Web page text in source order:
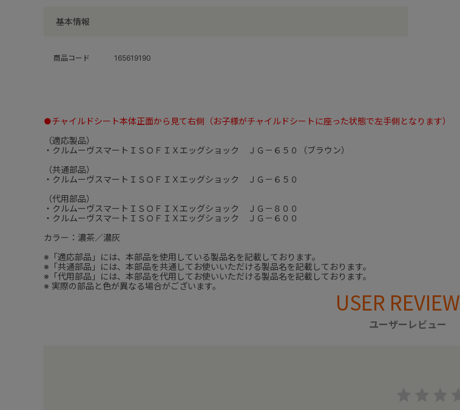
基本情報
商品コード 165619190
●チャイルドシート本体正面から見て右側（お子様がチャイルドシートに座った状態で左手側となります）
（適応製品）
・クルムーヴスマートＩＳＯＦＩＸエッグショック ＪＧ－６５０（ブラウン）
（共通部品）
・クルムーヴスマートＩＳＯＦＩＸエッグショック ＪＧ－６５０
（代用部品）
・クルムーヴスマートＩＳＯＦＩＸエッグショック ＪＧ－８００
・クルムーヴスマートＩＳＯＦＩＸエッグショック ＪＧ－６００
カラー：濃茶／濃灰
※「適応部品」には、本部品を使用している製品名を記載しております。
※「共通部品」には、本部品を共通してお使いいただける製品名を記載しております。
※「代用部品」には、本部品を代用してお使いいただける製品名を記載しております。
※ 実際の部品と色が異なる場合がございます。
USER REVIEW
ユーザーレビュー